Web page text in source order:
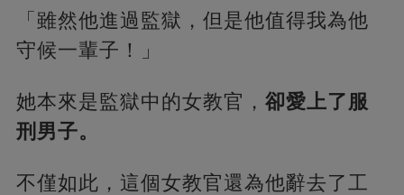
「雖然他進過監獄，但是他值得我為他
守候一輩子！」
她本來是監獄中的女教官， 卻愛上了服
刑男子。
不僅如此，這個女教官還為他辭去了工